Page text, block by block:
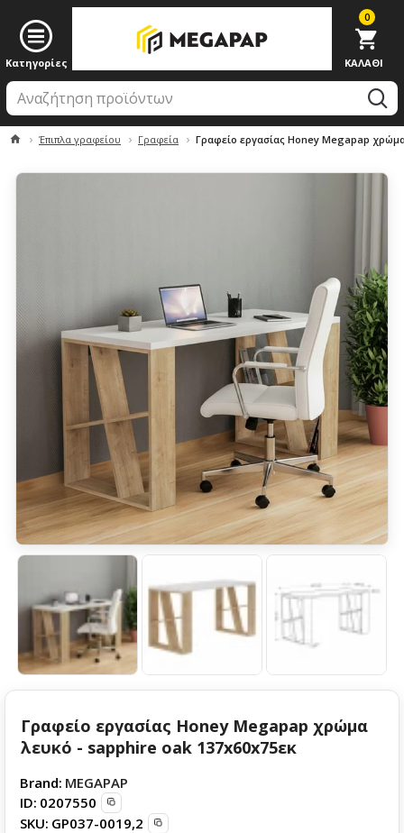
0
Έπιπλα γραφείου Γραφεία Γραφείο εργασίας Honey Megapap
Γραφείο εργασίας Honey Megapap χρώμα
λευκό - sapphire oak 137x60x75εκ
Brand: MEGAPAP
ID: 0207550
SKU: GP037-0019,2